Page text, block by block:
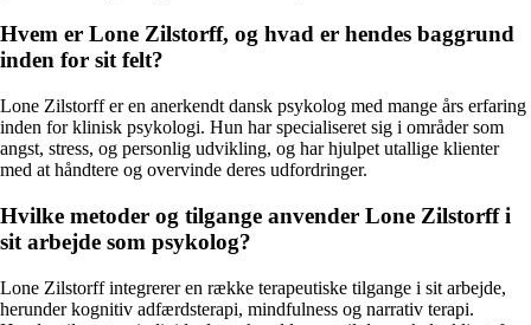
Hvem er Lone Zilstorff, og hvad er hendes baggrund
inden for sit felt?
Lone Zilstorff er en anerkendt dansk psykolog med mange års erfaring
inden for klinisk psykologi. Hun har specialiseret sig i områder som
angst, stress, og personlig udvikling, og har hjulpet utallige klienter
med at håndtere og overvinde deres udfordringer.
Hvilke metoder og tilgange anvender Lone Zilstorff i
sit arbejde som psykolog?
Lone Zilstorff integrerer en række terapeutiske tilgange i sit arbejde,
herunder kognitiv adfærdsterapi, mindfulness og narrativ terapi.